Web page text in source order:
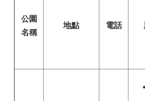
公園
名稱
地點 電話